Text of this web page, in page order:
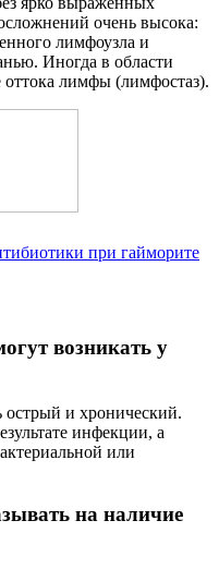
очень высока:
лимфоузла и
Иногда в области
оттока лимфы (лимфостаз).
при гайморите
возникать у
и хронический.
инфекции, а
или
на наличие